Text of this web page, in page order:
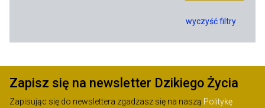
wyczyść filtry
Zapisz się na newsletter Dzikiego Życia
Zapisując się do newslettera zgadzasz się na naszą Politykę